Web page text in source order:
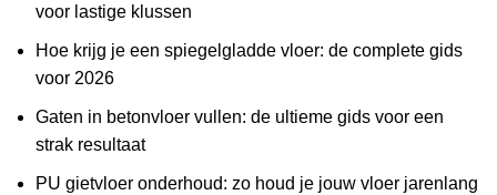
voor lastige klussen
Hoe krijg je een spiegelgladde vloer: de complete gids
voor 2026
Gaten in betonvloer vullen: de ultieme gids voor een
strak resultaat
PU gietvloer onderhoud: zo houd je jouw vloer jarenlang